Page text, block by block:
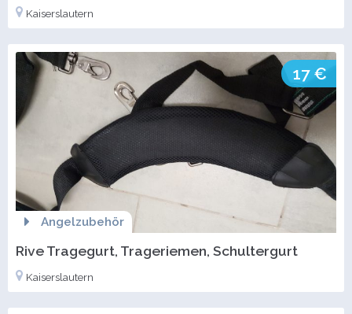
Kaiserslautern
17 €
Angelzubehör
Rive Tragegurt, Trageriemen, Schultergurt
Kaiserslautern